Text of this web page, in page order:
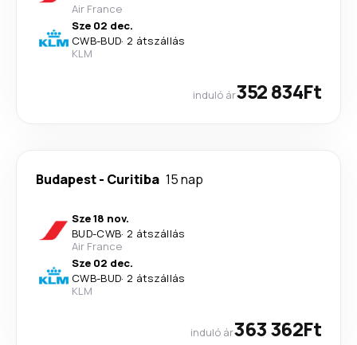
Air France
Sze 02 dec.
CWB-BUD· 2 átszállás
KLM
induló ár352 834Ft
Budapest- Curitiba 15 nap
Sze 18 nov.
BUD-CWB· 2 átszállás
Air France
Sze 02 dec.
CWB-BUD· 2 átszállás
KLM
induló ár363 362Ft